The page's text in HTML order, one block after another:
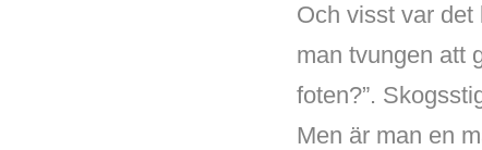
Och visst var
man tvungen att
foten?”.
Men är man en